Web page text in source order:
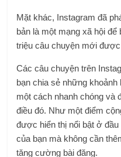
Mặt khác, Instagram đã
bản là một mạng xã hội để
triệu câu chuyện mới
Các câu chuyện trên
bạn chia sẻ những
một cách nhanh chóng và
điều đó. Như một điểm
được hiển thị nổi bật ở
của bạn mà không cần
tăng cường bài đăng.